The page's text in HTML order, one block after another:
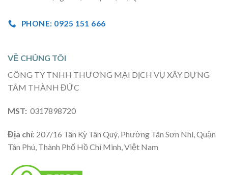
PHONE: 0925 151 666
VỀ CHÚNG TÔI
CÔNG TY TNHH THƯƠNG MẠI DỊCH VỤ XÂY DỰNG
TÂM THÀNH ĐỨC
MST: 0317898720
Địa chỉ: 207/16 Tân Kỳ Tân Quý, Phường Tân Sơn Nhì, Quận
Tân Phú, Thành Phố Hồ Chí Minh, Việt Nam